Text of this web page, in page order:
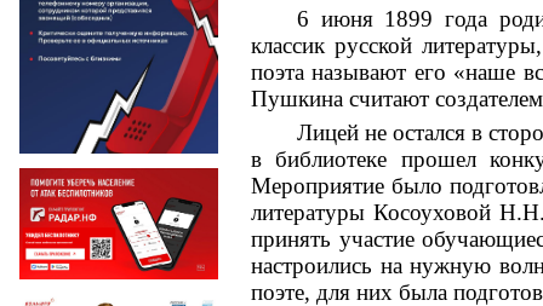
6 июня 1899 года
классик русской
поэта называют его «наше
Пушкина считают
Лицей не остался в
в библиотеке прошел
Мероприятие было
литературы Косоуховой
принять участие
настроились на нужную
поэте, для них была